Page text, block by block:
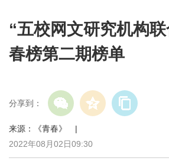
“五校网文研究机构
春榜第二期榜单
分享到：
来源：《青春》 |
2022年08月02日09:30